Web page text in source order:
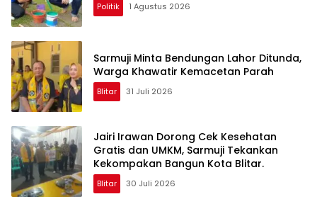
Politik 1 Agustus 2026
Sarmuji Minta Bendungan Lahor Ditunda,
Warga Khawatir Kemacetan Parah
Blitar 31 Juli 2026
Jairi Irawan Dorong Cek Kesehatan
Gratis dan UMKM, Sarmuji Tekankan
Kekompakan Bangun Kota Blitar.
Blitar 30 Juli 2026